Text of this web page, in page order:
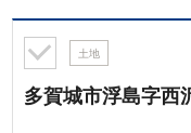
土地
多賀城市浮島字